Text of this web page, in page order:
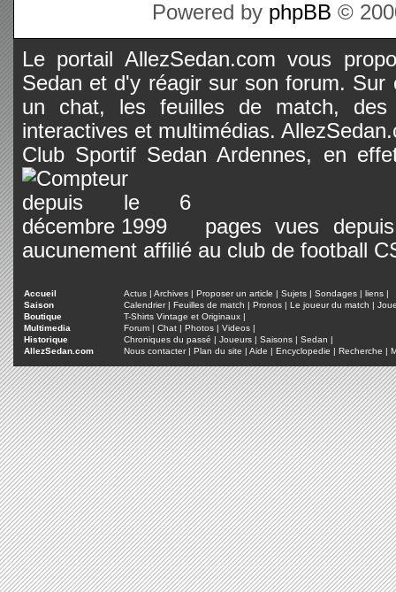
Powered by phpBB ©
Le portail AllezSedan.com vous
Sedan et d'y réagir sur son forum.
un chat, les feuilles de match, des
interactives et multimédias.
Club Sportif Sedan Ardennes, en
pages vues
aucunement affilié au club de football
Accueil Actus | Archives | Proposer un article | Sujets | Sondages | liens |
Saison
Calendrier| Feuilles de match | Pronos | Le joueur du match |
Boutique
T-Shirts Vintage et Originaux |
Multimedia
Forum | Chat | Photos | Videos |
Historique
Chroniques du passé | Joueurs | Saisons | Sedan |
AllezSedan.com
Nous contacter| Plan du site | Aide | Encyclopedie | Recherche |